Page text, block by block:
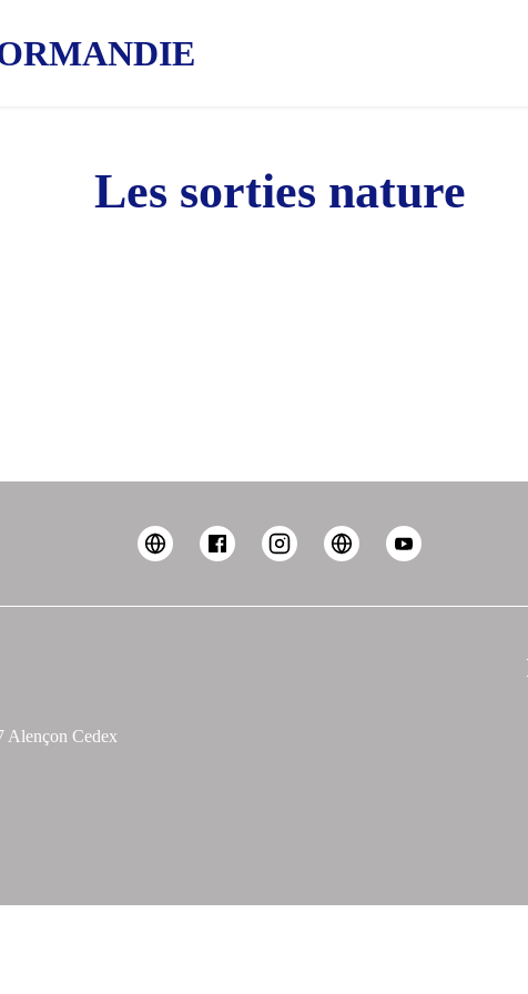
Les sorties nature
Alençon Cedex